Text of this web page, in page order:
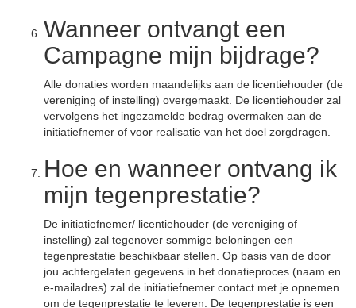
Wanneer ontvangt een
Campagne mijn bijdrage?
Alle donaties worden maandelijks aan de licentiehouder (de
vereniging of instelling) overgemaakt. De licentiehouder zal
vervolgens het ingezamelde bedrag overmaken aan de
initiatiefnemer of voor realisatie van het doel zorgdragen.
Hoe en wanneer ontvang ik
mijn tegenprestatie?
De initiatiefnemer/ licentiehouder (de vereniging of
instelling) zal tegenover sommige beloningen een
tegenprestatie beschikbaar stellen. Op basis van de door
jou achtergelaten gegevens in het donatieproces (naam en
e-mailadres) zal de initiatiefnemer contact met je opnemen
om de tegenprestatie te leveren. De tegenprestatie is een